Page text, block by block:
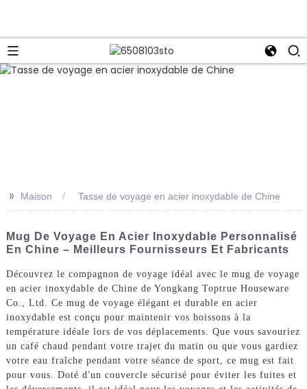
>> Maison Tasse de voyage en acier inoxydable de Chine
Mug De Voyage En Acier Inoxydable Personnalisé
En Chine – Meilleurs Fournisseurs Et Fabricants
Découvrez le compagnon de voyage idéal avec le mug de voyage
en acier inoxydable de Chine de Yongkang Toptrue Houseware
Co., Ltd. Ce mug de voyage élégant et durable en acier
inoxydable est conçu pour maintenir vos boissons à la
température idéale lors de vos déplacements. Que vous savouriez
un café chaud pendant votre trajet du matin ou que vous gardiez
votre eau fraîche pendant votre séance de sport, ce mug est fait
pour vous. Doté d'un couvercle sécurisé pour éviter les fuites et